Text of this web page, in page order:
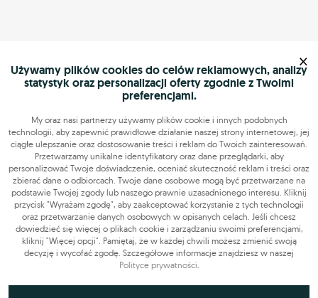
Używamy plików cookies do celów reklamowych, analizy
statystyk oraz personalizacji oferty zgodnie z Twoimi
preferencjami.
My oraz nasi partnerzy używamy plików cookie i innych podobnych
technologii, aby zapewnić prawidłowe działanie naszej strony internetowej, jej
ciągłe ulepszanie oraz dostosowanie treści i reklam do Twoich zainteresowań.
Przetwarzamy unikalne identyfikatory oraz dane przeglądarki, aby
personalizować Twoje doświadczenie, oceniać skuteczność reklam i treści oraz
zbierać dane o odbiorcach. Twoje dane osobowe mogą być przetwarzane na
podstawie Twojej zgody lub naszego prawnie uzasadnionego interesu. Kliknij
przycisk "Wyrażam zgodę", aby zaakceptować korzystanie z tych technologii
oraz przetwarzanie danych osobowych w opisanych celach. Jeśli chcesz
dowiedzieć się więcej o plikach cookie i zarządzaniu swoimi preferencjami,
kliknij "Więcej opcji". Pamiętaj, że w każdej chwili możesz zmienić swoją
decyzję i wycofać zgodę. Szczegółowe informacje znajdziesz w naszej
Polityce prywatności.
×